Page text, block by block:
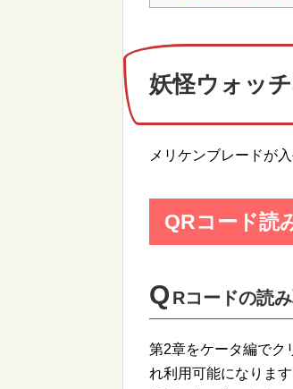
妖怪ウォッ
メリケンブレードが
QRコード読
Q Rコードの読
第2章をケータ編でク
れ利用可能になります